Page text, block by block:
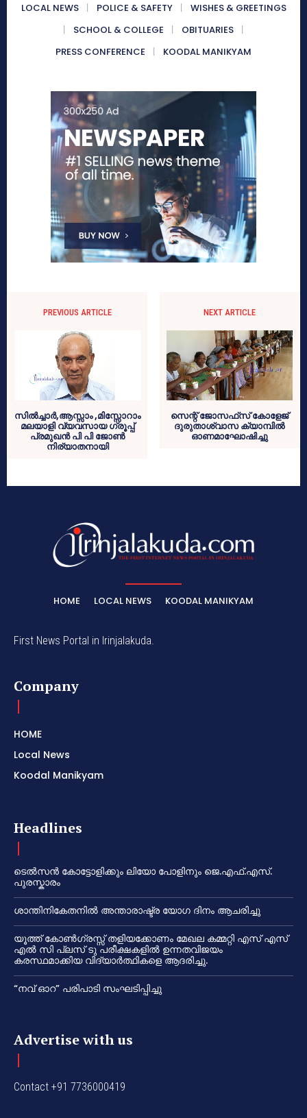
LOCAL NEWS POLICE & SAFETY
WISHES & GREETINGS
SCHOOL & COLLEGE
OBITUARIES
PRESS CONFERENCE
KOODAL MANIKYAM
PREVIOUS ARTICLE
സില്‍ച്ചാര്‍,ആസ്സാം ,മിസ്സോറാം
മലയാളി വ്യവസായ ഗ്രൂപ്പ്
പ്രമുഖന്‍ പി പി ജോണ്‍
നിര്യാതനായി
NEXT ARTICLE
സെന്റ് ജോസഫ്‌സ് കോളേജ്
ദുരുതാശ്വാസ ക്യാമ്പില്‍
ഓണമാഘോഷിച്ചു
HOME LOCAL NEWS KOODAL MANIKYAM
First News Portal in Irinjalakuda.
Company
HOME
Local News
Koodal Manikyam
Headlines
ടെൽസൻ കോട്ടോളിക്കും ലിയോ പോളിനും ജെ.എഫ്.എസ്.
പുരസ്കാരം
ശാന്തിനികേതനിൽ അന്താരാഷ്ട്ര യോഗ ദിനം ആചരിച്ചു
യൂത്ത് കോൺഗ്രസ്സ് തളിയക്കോണം മേഖല കമ്മറ്റി എസ് എസ്
എൽ സി പ്ലസ് ടു പരീക്ഷകളിൽ ഉന്നതവിജയം
കരസ്ഥമാക്കിയ വിദ്യാർത്ഥികളെ ആദരിച്ചു.
“നവ് ഓറ” പരിപാടി സംഘടിപ്പിച്ചു
Advertise with us
Contact +91 7736000419